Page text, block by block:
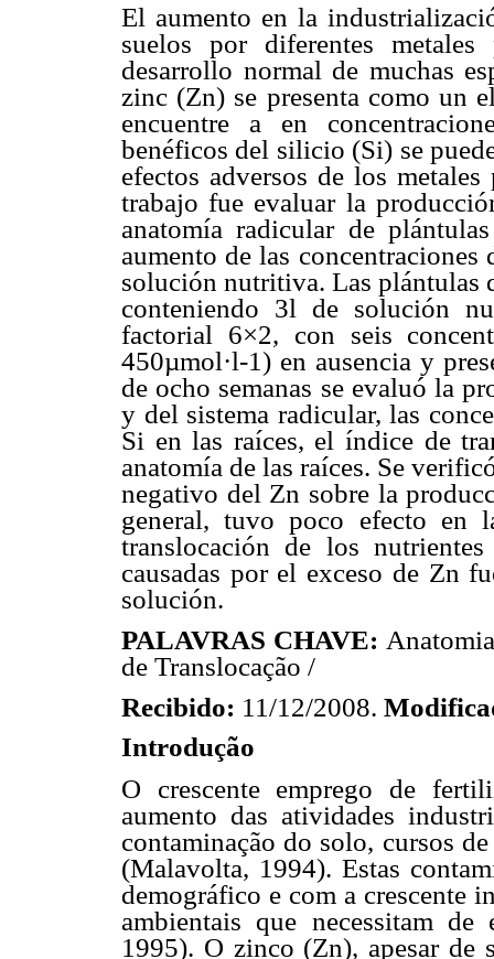
El aumento en la
suelos por diferentes metales
desarrollo normal de muchas
zinc (Zn) se presenta como un
encuentre a en
benéficos del silicio (Si) se
efectos adversos de los
trabajo fue evaluar la
anatomía radicular de
aumento de las
solución nutritiva. Las plántulas
conteniendo 3l de solución
factorial 6×2, con seis
450µmol·l-1) en ausencia y
de ocho semanas se evaluó la
y del sistema radicular, las
Si en las raíces, el índice de
anatomía de las raíces. Se
negativo del Zn sobre la
general, tuvo poco efecto en
translocación de los nutrientes
causadas por el exceso de Zn
solución.
PALAVRAS CHAVE:
de Translocação /
Recibido: 11/12/2008.
Introdução
O crescente emprego de
aumento das atividades
contaminação do solo, cursos
(Malavolta, 1994). Estas
demográfico e com a crescente
ambientais que necessitam
1995). O zinco (Zn), apesar de